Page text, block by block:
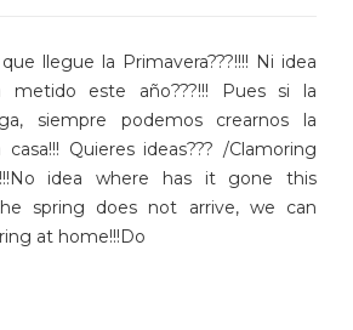
llegue la Primavera???!!!! Ni idea
este año???!!! Pues si la
siempre podemos crearnos la
Quieres ideas??? /Clamoring
idea where has it gone this
spring does not arrive, we can
at home!!!Do